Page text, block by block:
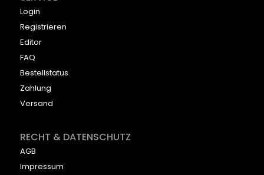
Login
Registrieren
Editor
FAQ
Bestellstatus
Zahlung
Versand
RECHT & DATENSCHUTZ
AGB
Impressum